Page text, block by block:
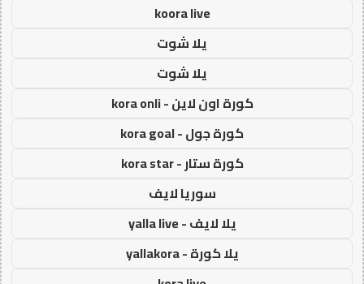
koora live
يلا شوت
يلا شوت
كورة اون لاين - kora onli
كورة جول - kora goal
كورة ستار - kora star
سوريا لايف
يلا لايف - yalla live
يلا كورة - yallakora